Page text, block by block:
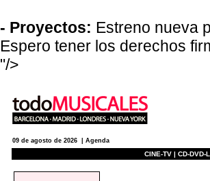
- Proyectos: Estreno nueva
Espero tener los derechos
"/>
09 de agosto de 2026 | Agenda
CINE-TV | CD-DVD-